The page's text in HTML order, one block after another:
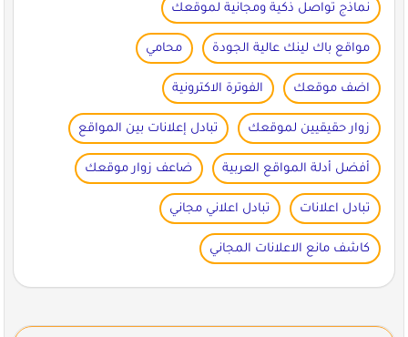
نماذج تواصل ذكية ومجانية لموقعك
مواقع باك لينك عالية الجودة محامي
اضف موقعك الفوترة الاكترونية
زوار حقيقيين لموقعك تبادل إعلانات بين المواقع
أفضل أدلة المواقع العربية ضاعف زوار موقعك
تبادل اعلانات تبادل اعلاني مجاني
كاشف مانع الاعلانات المجاني